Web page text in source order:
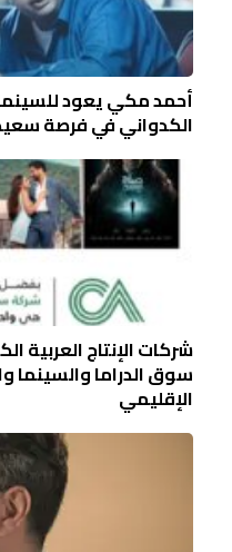
أحمد مكي يعود
الكدواني في فرصة
شركات الإنتاج العربية
سوق الدراما والسينما
الإقليمي